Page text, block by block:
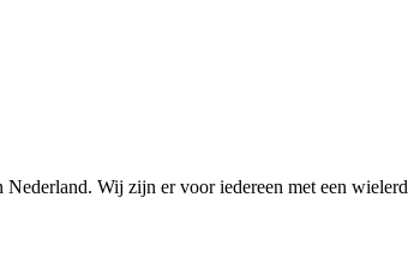
Wij zijn er voor iedereen met een